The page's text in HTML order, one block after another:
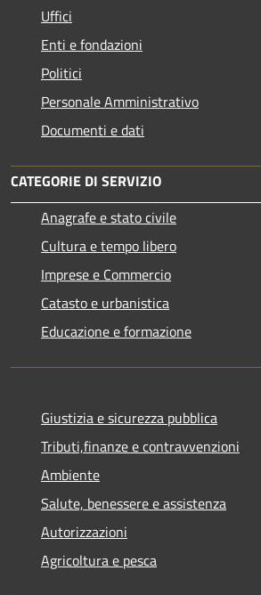
Uffici
Enti e fondazioni
Politici
Personale Amministrativo
Documenti e dati
CATEGORIE DI SERVIZIO
Anagrafe e stato civile
Cultura e tempo libero
Imprese e Commercio
Catasto e urbanistica
Educazione e formazione
Giustizia e sicurezza pubblica
Tributi,finanze e contravvenzioni
Ambiente
Salute, benessere e assistenza
Autorizzazioni
Agricoltura e pesca